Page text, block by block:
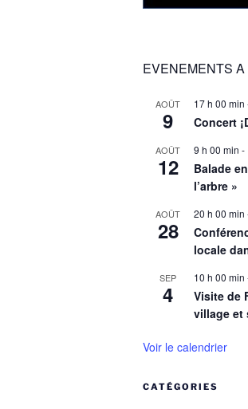
EVENEMENTS
AOÛT
9
17 h 00 min
Concert
AOÛT
12
9 h 00 min -
Balade
l’arbre »
AOÛT
28
20 h 00 min
locale
SEP
4
10 h 00 min
Visite de
village et
Voir le calendrier
CATÉGORIES